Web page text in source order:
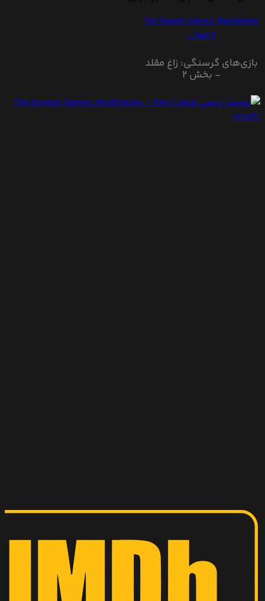
The Hunger Games: Mockingjay
– Part 2
بازی‌های گرسنگی: زاغ مقلد
- بخش ۲